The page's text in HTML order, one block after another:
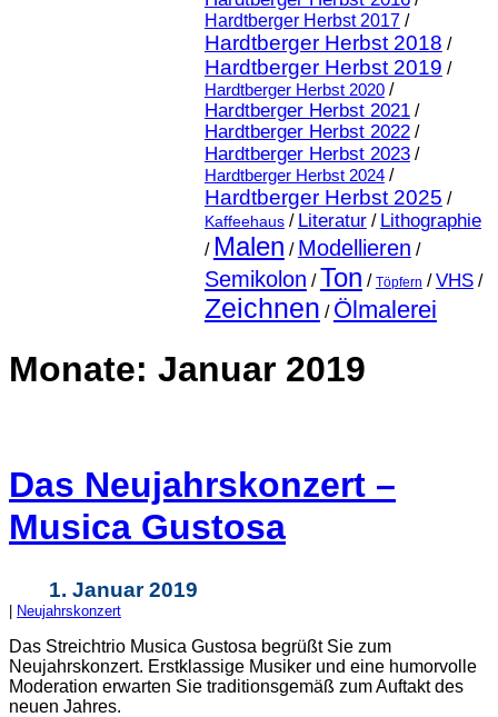
Hardtberger Herbst 2017/
Hardtberger Herbst 2018 /
Hardtberger Herbst 2019 /
Hardtberger Herbst 2020/
Hardtberger Herbst 2021/
Hardtberger Herbst 2022/
Hardtberger Herbst 2023/
Hardtberger Herbst 2024/
Hardtberger Herbst 2025 /
Kaffeehaus/ Literatur/ Lithographie
/ Malen / Modellieren /
Semikolon /Ton / Töpfern /VHS/
Zeichnen / Ölmalerei
Monate: Januar 2019
Das Neujahrskonzert –
Musica Gustosa
1. Januar 2019
Neujahrskonzert
Das Streichtrio Musica Gustosa begrüßt Sie zum
Neujahrskonzert. Erstklassige Musiker und eine humorvolle
Moderation erwarten Sie traditionsgemäß zum Auftakt des
neuen Jahres.